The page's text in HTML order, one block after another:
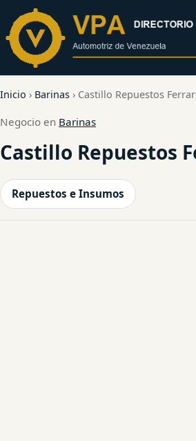
contenido
Inicio › Barinas › Castillo Repuestos
Negocio en Barinas
Castillo Repuestos
Repuestos e Insumos